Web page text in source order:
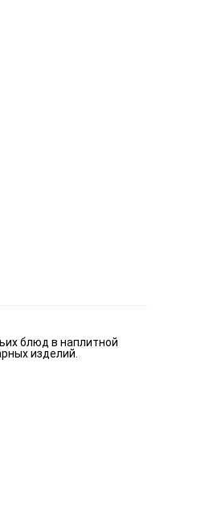
блюд в наплитной
изделий.